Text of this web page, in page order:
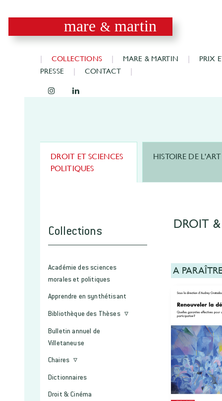
mare & martin
COLLECTIONS MARE & MARTIN
PRIX
PRESSE
CONTACT
DROIT ET SCIENCES
POLITIQUES
HISTOIRE DE L'ART
Collections
Académie des sciences
morales et politiques
Apprendre en synthétisant
Bibliothèque des Thèses
Bulletin annuel de
Villetaneuse
Chaires
Dictionnaires
Droit & Cinéma
DROIT
A